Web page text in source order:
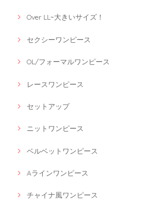
Over LL~大きいサイズ！
セクシーワンピース
OL/フォーマルワンピース
レースワンピース
セットアップ
ニットワンピース
ベルベットワンピース
Aラインワンピース
チャイナ風ワンピース